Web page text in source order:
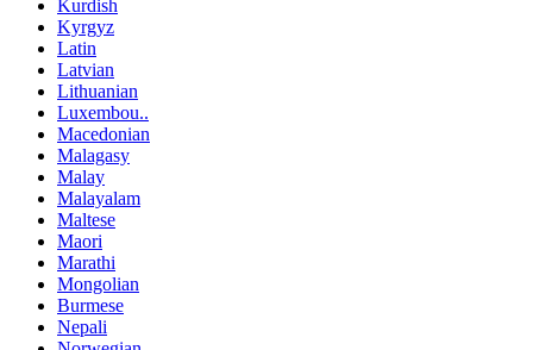
Kurdish
Kyrgyz
Latin
Latvian
Lithuanian
Luxembou..
Macedonian
Malagasy
Malay
Malayalam
Maltese
Maori
Marathi
Mongolian
Burmese
Nepali